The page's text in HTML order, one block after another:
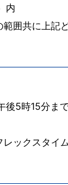
内
囲共に上記
後5時15分ま
ックスタイ